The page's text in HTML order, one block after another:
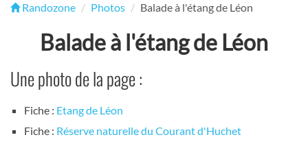
Randozone Photos Balade à l'étang de Léon
Balade à l'étang de Léon
Une photo de la page :
Fiche : Etang de Léon
Fiche : Réserve naturelle du Courant d'Huchet